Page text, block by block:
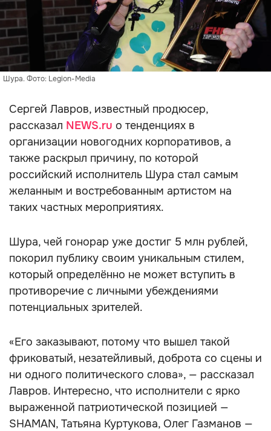
Шура. Фото: Legion-Media
Сергей Лавров, известный продюсер,
рассказал NEWS.ru о тенденциях в
организации новогодних корпоративов, а
также раскрыл причину, по которой
российский исполнитель Шура стал самым
желанным и востребованным артистом на
таких частных мероприятиях.
Шура, чей гонорар уже достиг 5 млн рублей,
покорил публику своим уникальным стилем,
который определённо не может вступить в
противоречие с личными убеждениями
потенциальных зрителей.
«Его заказывают, потому что вышел такой
фриковатый, незатейливый, доброта со сцены и
ни одного политического слова», — рассказал
Лавров. Интересно, что исполнители с ярко
выраженной патриотической позицией —
SHAMAN, Татьяна Куртукова, Олег Газманов —